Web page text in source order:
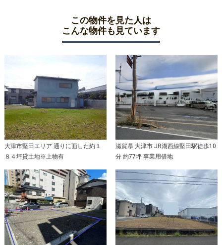
この物件を見た人は
こんな物件も見ています
大津市堅田エリア 通りに面した約１
８４坪貸土地※上物有
滋賀県 大津市 JR湖西線堅田駅徒歩10
分 約77坪 事業用借地